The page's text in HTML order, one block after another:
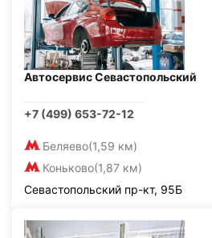
Автосервис Севастопольский
+7 (499) 653-72-12
Беляево(1,59 км)
Коньково(1,87 км)
Севастопольский пр-кт, 95Б